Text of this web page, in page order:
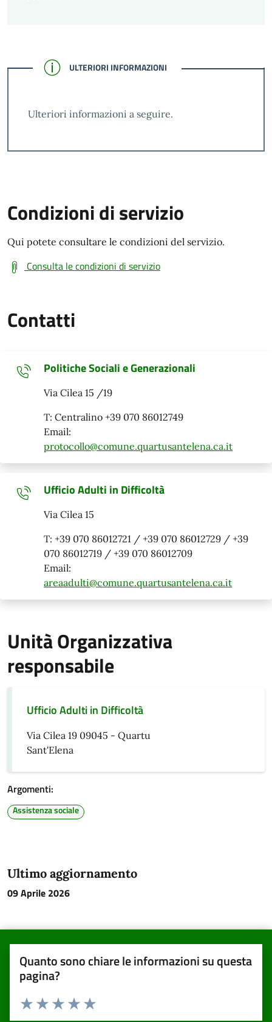
CONFERMATO
ULTERIORI INFORMAZIONI
Ulteriori informazioni a seguire.
Condizioni di servizio
Qui potete consultare le condizioni del servizio.
Consulta le condizioni di servizio
Contatti
Politiche Sociali e Generazionali
Via Cilea 15 /19
T: Centralino +39 070 86012749
Email:
protocollo@comune.quartusantelena.ca.it
Ufficio Adulti in Difficoltà
Via Cilea 15
T: +39 070 86012721 / +39 070 86012729 / +39
070 86012719 / +39 070 86012709
Email:
areaadulti@comune.quartusantelena.ca.it
Unità Organizzativa
responsabile
Ufficio Adulti in Difficoltà
Via Cilea 19 09045 - Quartu
Sant'Elena
Argomenti:
Assistenza sociale
Ultimo aggiornamento
09 Aprile 2026
Quanto sono chiare le informazioni su questa
pagina?
Valuta da 1 a 5 stelle la pagina
Valuta 5 stelle su 5
Valuta 4 stelle su 5
Valuta 3 stelle su 5
Valuta 2 stelle su 5
Valuta una stella su 5